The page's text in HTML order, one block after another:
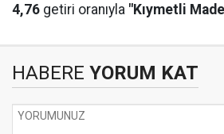
4,76 getiri oranıyla "Kıymetli
HABERE YORUM KAT